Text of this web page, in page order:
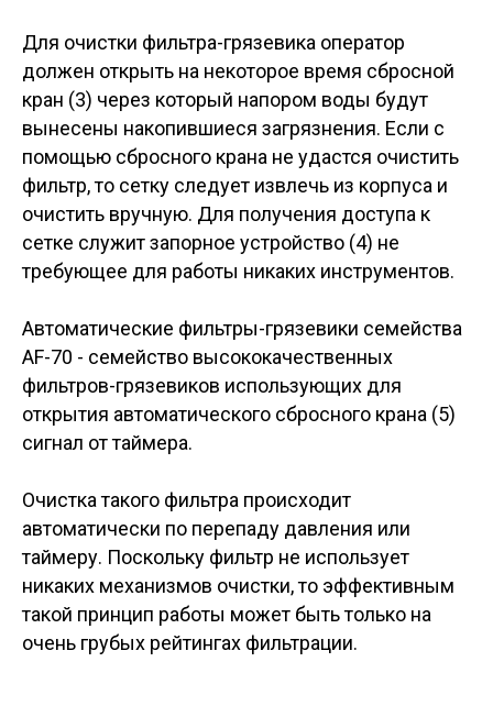
Для очистки фильтра-грязевика оператор
должен открыть на некоторое время сбросной
кран (3) через который напором воды будут
вынесены накопившиеся загрязнения. Если с
помощью сбросного крана не удастся очистить
фильтр, то сетку следует извлечь из корпуса и
очистить вручную. Для получения доступа к
сетке служит запорное устройство (4) не
требующее для работы никаких инструментов.
Автоматические фильтры-грязевики семейства
AF-70 - семейство высококачественных
фильтров-грязевиков использующих для
открытия автоматического сбросного крана (5)
сигнал от таймера.
Очистка такого фильтра происходит
автоматически по перепаду давления или
таймеру. Поскольку фильтр не использует
никаких механизмов очистки, то эффективным
такой принцип работы может быть только на
очень грубых рейтингах фильтрации.